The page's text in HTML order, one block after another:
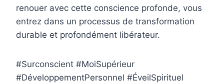
renouer avec cette conscience profonde, vous
entrez dans un processus de transformation
durable et profondément libérateur.
#Surconscient #MoiSupérieur
#DéveloppementPersonnel #ÉveilSpirituel